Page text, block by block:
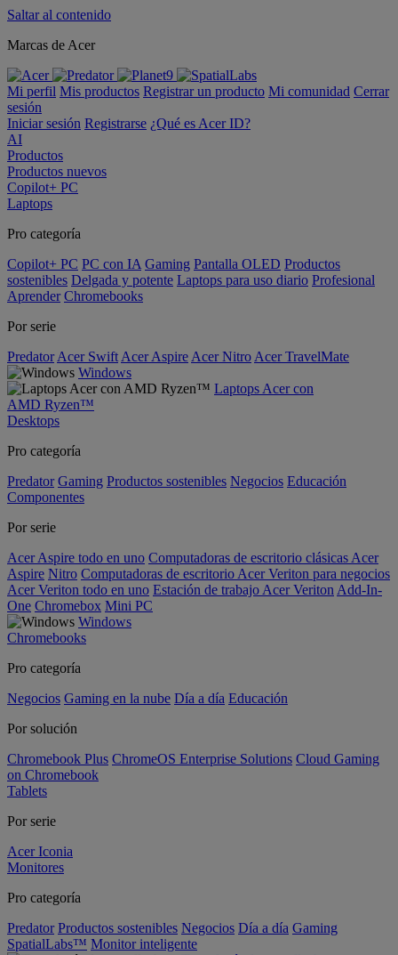
Saltar al contenido
Marcas de Acer
Mi perfil Mis productos Registrar un producto Mi comunidad Cerrar
sesión
Iniciar sesión Registrarse ¿Qué es Acer ID?
AI
Productos
Productos nuevos
Copilot+ PC
Laptops
Pro categoría
Copilot+ PC PC con IA Gaming Pantalla OLED Productos
sostenibles Delgada y potente Laptops para uso diario Profesional
Aprender Chromebooks
Por serie
Predator Acer Swift Acer Aspire Acer Nitro Acer TravelMate
Windows
Laptops Acer con
AMD Ryzen™
Desktops
Pro categoría
Predator Gaming Productos sostenibles Negocios Educación
Componentes
Por serie
Acer Aspire todo en uno Computadoras de escritorio clásicas Acer
Aspire Nitro Computadoras de escritorio Acer Veriton para negocios
Acer Veriton todo en uno Estación de trabajo Acer Veriton Add-In-
One Chromebox Mini PC
Windows
Chromebooks
Pro categoría
Negocios Gaming en la nube Día a día Educación
Por solución
Chromebook Plus ChromeOS Enterprise Solutions Cloud Gaming
on Chromebook
Tablets
Por serie
Acer Iconia
Monitores
Pro categoría
Predator Productos sostenibles Negocios Día a día Gaming
SpatialLabs™ Monitor inteligente